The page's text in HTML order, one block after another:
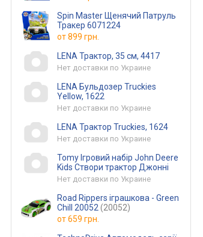
Spin Master Щенячий Патруль
Тракер 6071224
от899 грн.
LENA Трактор, 35 см, 4417
Нет доставки по Украине
LENA Бульдозер Truckies
Yellow, 1622
Нет доставки по Украине
LENA Трактор Truckies, 1624
Нет доставки по Украине
Tomy Ігровий набір John Deere
Kids Створи трактор Джонні
Нет доставки по Украине
Road Rippers іграшкова - Green
Chill 20052 (20052)
от659 грн.